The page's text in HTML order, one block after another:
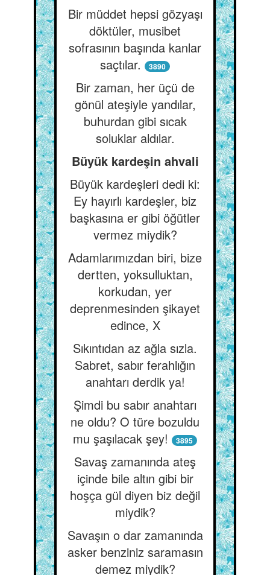
Bir müddet hepsi gözyaşı
döktüler, musibet
sofrasının başında kanlar
saçtılar.
3890
Bir zaman, her üçü de
gönül ateşiyle yandılar,
buhurdan gibi sıcak
soluklar aldılar.
Büyük kardeşin ahvali
Büyük kardeşleri dedi ki:
Ey hayırlı kardeşler, biz
başkasına er gibi öğütler
vermez miydik?
Adamlarımızdan biri, bize
dertten, yoksulluktan,
korkudan, yer
deprenmesinden şikayet
edince, X
Sıkıntıdan az ağla sızla.
Sabret, sabır ferahlığın
anahtarı derdik ya!
Şimdi bu sabır anahtarı
ne oldu? O türe bozuldu
mu şaşılacak şey!
3895
Savaş zamanında ateş
içinde bile altın gibi bir
hoşça gül diyen biz değil
miydik?
Savaşın o dar zamanında
asker benziniz saramasın
demez miydik?